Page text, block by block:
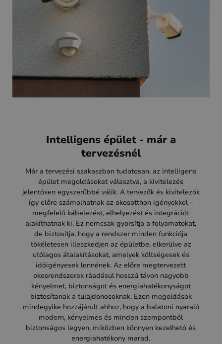
Intelligens épület - már a
tervezésnél
Már a tervezési szakaszban tudatosan, az intelligens
épület megoldásokat választva, a kivitelezés
jelentősen egyszerűbbé válik. A tervezők és kivitelezők
így előre számolhatnak az okosotthon igényekkel –
megfelelő kábelezést, elhelyezést és integrációt
alakíthatnak ki. Ez nemcsak gyorsítja a folyamatokat,
de biztosítja, hogy a rendszer minden funkciója
tökéletesen illeszkedjen az épületbe, elkerülve az
utólagos átalakításokat, amelyek költségesek és
időigényesek lennének. Az előre megtervezett
okosrendszerek ráadásul hosszú távon nagyobb
kényelmet, biztonságot és energiahatékonyságot
biztosítanak a tulajdonosoknak. Ezen megoldások
mindegyike hozzájárult ahhoz, hogy a balatoni nyaraló
modern, kényelmes és minden szempontból
biztonságos legyen, miközben könnyen kezelhető és
energiahatékony marad.